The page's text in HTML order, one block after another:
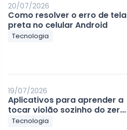
20/07/2026
Como resolver o erro de tela
preta no celular Android
Tecnologia
19/07/2026
Aplicativos para aprender a
tocar violão sozinho do zer...
Tecnologia